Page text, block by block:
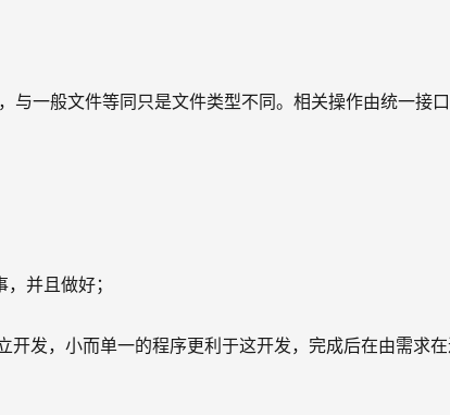
一般文件等同只是文件类型不同。相关操作由统一接
并且做好；
发，小而单一的程序更利于这开发，完成后在由需求